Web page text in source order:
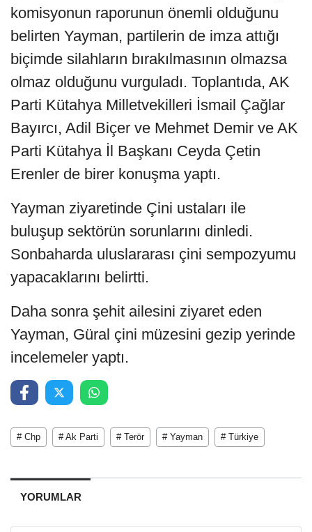
komisyonun raporunun önemli olduğunu
belirten Yayman, partilerin de imza attığı
biçimde silahların bırakılmasının olmazsa
olmaz olduğunu vurguladı. Toplantıda, AK
Parti Kütahya Milletvekilleri İsmail Çağlar
Bayırcı, Adil Biçer ve Mehmet Demir ve AK
Parti Kütahya İl Başkanı Ceyda Çetin
Erenler de birer konuşma yaptı.
Yayman ziyaretinde Çini ustaları ile
buluşup sektörün sorunlarını dinledi.
Sonbaharda uluslararası çini sempozyumu
yapacaklarını belirtti.
Daha sonra şehit ailesini ziyaret eden
Yayman, Güral çini müzesini gezip yerinde
incelemeler yaptı.
# Chp # Ak Parti # Terör # Yayman # Türkiye
YORUMLAR